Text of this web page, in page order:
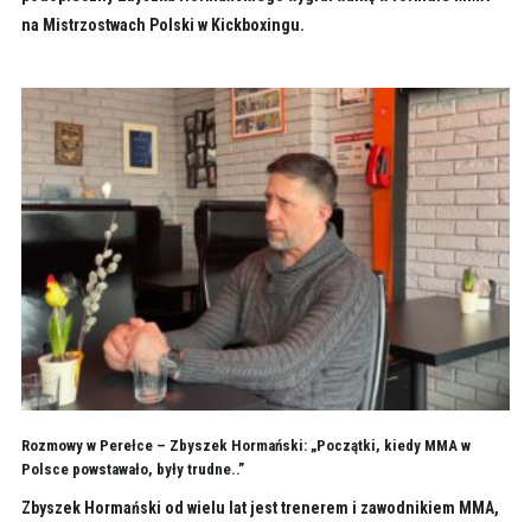
na Mistrzostwach Polski w Kickboxingu.
Rozmowy w Perełce – Zbyszek Hormański: „Początki, kiedy MMA w
Polsce powstawało, były trudne..”
Zbyszek Hormański od wielu lat jest trenerem i zawodnikiem MMA,